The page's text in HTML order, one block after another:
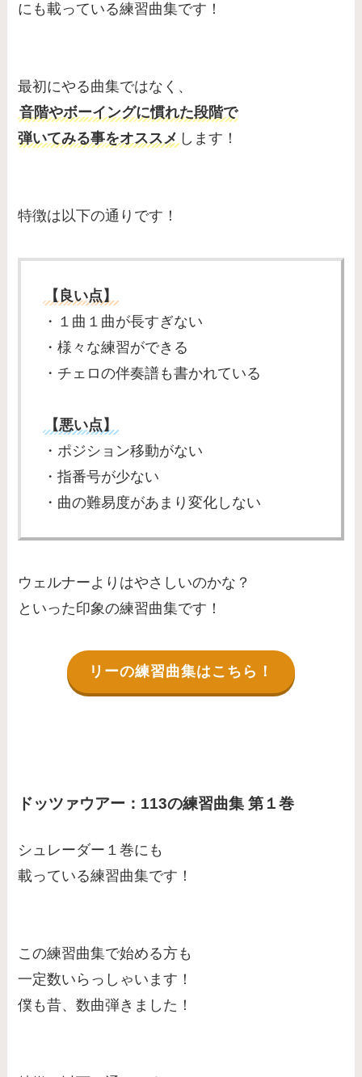
にも載っている練習曲集です！
最初にやる曲集ではなく、
音階やボーイングに慣れた段階で
弾いてみる事をオススメ します！
特徴は以下の通りです！
【良い点】
・１曲１曲が長すぎない
・様々な練習ができる
・チェロの伴奏譜も書かれている
【悪い点】
・ポジション移動がない
・指番号が少ない
・曲の難易度があまり変化しない
ウェルナーよりはやさしいのかな？
といった印象の練習曲集です！
リーの練習曲集はこちら！
ドッツァウアー：113の練習曲集 第１巻
シュレーダー１巻にも
載っている練習曲集です！
この練習曲集で始める方も
一定数いらっしゃいます！
僕も昔、数曲弾きました！